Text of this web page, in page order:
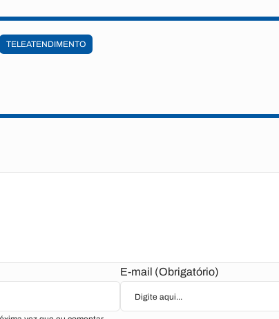
TELEATENDIMENTO
E-mail (Obrigatório)